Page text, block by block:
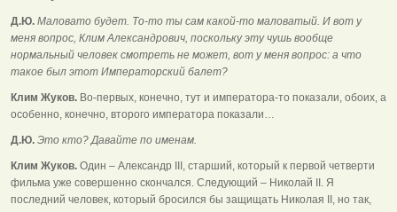
Д.Ю. Маловато будет. То-то ты сам какой-то маловатый. И вот у
меня вопрос, Клим Александрович, поскольку эту чушь вообще
нормальный человек смотреть не может, вот у меня вопрос: а что
такое был этот Императорский балет?
Клим Жуков. Во-первых, конечно, тут и императора-то показали, обоих, а
особенно, конечно, второго императора показали…
Д.Ю. Это кто? Давайте по именам.
Клим Жуков. Один – Александр III, старший, который к первой четверти
фильма уже совершенно скончался. Следующий – Николай II. Я
последний человек, который бросился бы защищать Николая II, но так,